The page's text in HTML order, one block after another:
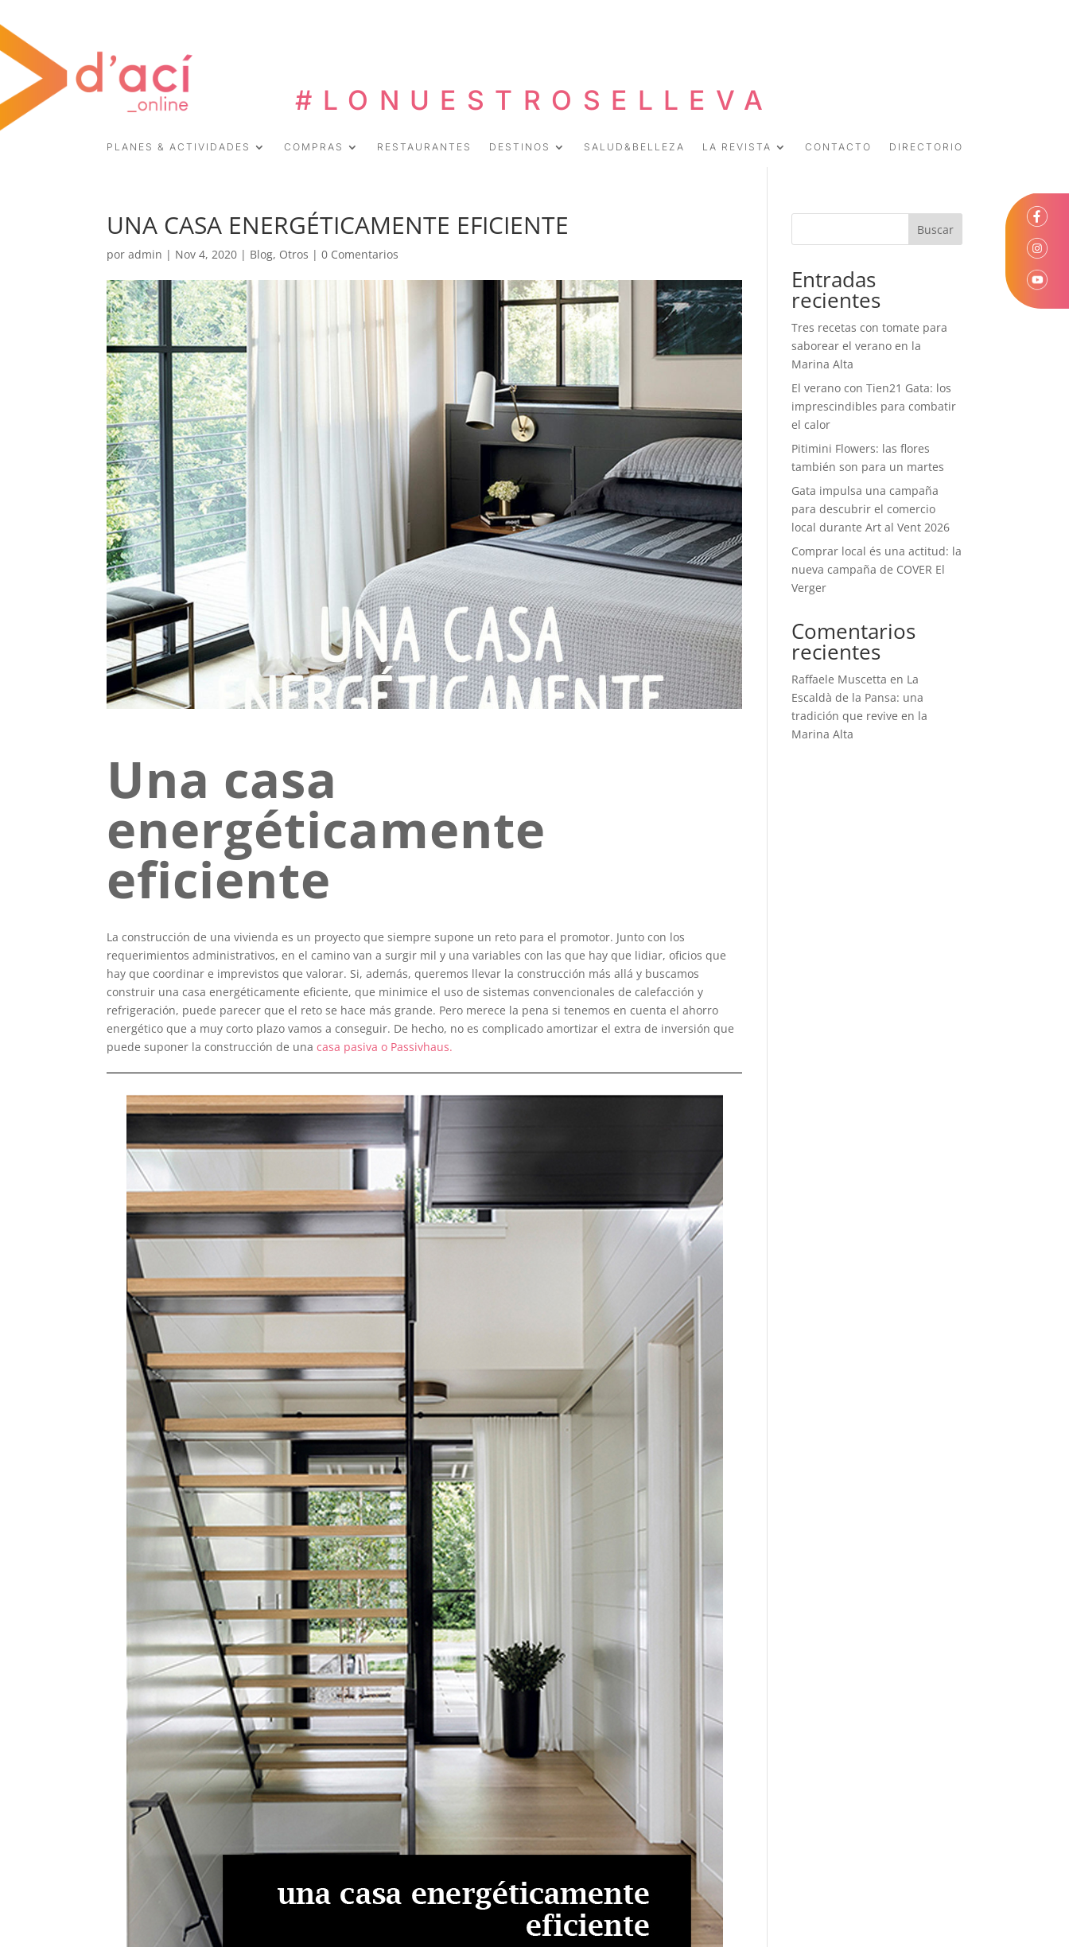
PLANES & ACTIVIDADES COMPRAS RESTAURANTES DESTINOS SALUD&BELLEZA LA REVISTA CONTACTO DIRECTORIO
#LONUESTROSELLEVA
UNA CASA ENERGÉTICAMENTE EFICIENTE
poradmin | Nov 4, 2020 | Blog, Otros |0 Comentarios
Una casa
energéticamente
eficiente
La construcción de una vivienda es un proyecto que siempre supone un reto para el promotor. Junto con los
requerimientos administrativos, en el camino van a surgir mil y una variables con las que hay que lidiar, oficios que
hay que coordinar e imprevistos que valorar. Si, además, queremos llevar la construcción más allá y buscamos
construir una casa energéticamente eficiente, que minimice el uso de sistemas convencionales de calefacción y
refrigeración, puede parecer que el reto se hace más grande. Pero merece la pena si tenemos en cuenta el ahorro
energético que a muy corto plazo vamos a conseguir. De hecho, no es complicado amortizar el extra de inversión que
puede suponer la construcción de unacasa pasiva o Passivhaus.
Buscar
Entradas
recientes
Tres recetas con tomate para
saborear el verano en la
Marina Alta
El verano con Tien21 Gata: los
imprescindibles para combatir
el calor
Pitimini Flowers: las flores
también son para un martes
Gata impulsa una campaña
para descubrir el comercio
local durante Art al Vent 2026
Comprar local és una actitud: la
nueva campaña de COVER El
Verger
Comentarios
recientes
Raffaele Muscetta en La
Escaldà de la Pansa: una
tradición que revive en la
Marina Alta